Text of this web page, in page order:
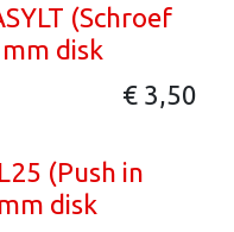
(Schroef
disk
€ 3,50
(Push in
disk